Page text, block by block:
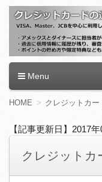
クレジッ
クレジットカード,ク
ード 審査,クレジッ
め,クレジットカード
Menu
コ
テ
ン
へ
HOME クレジットカー
【記事更新日】2017
クレジットカ